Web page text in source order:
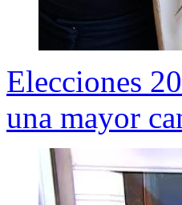
Elecciones
una mayor